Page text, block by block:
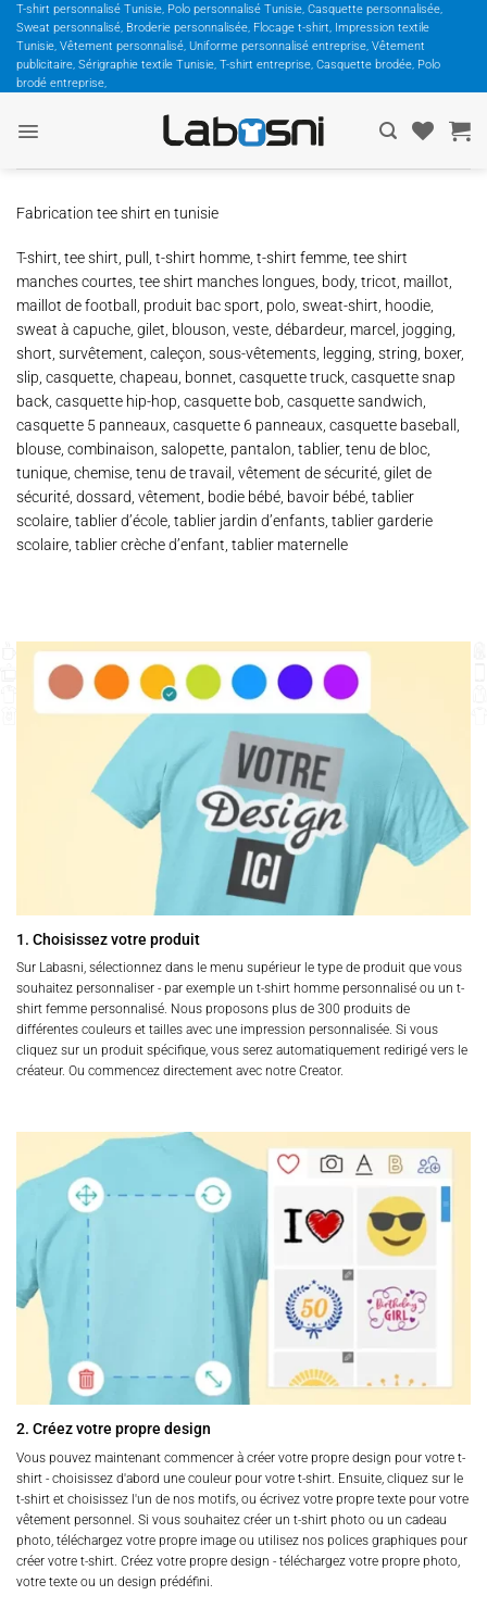
Passer
contenu
T-shirt personnalisé Tunisie, Polo personnalisé Tunisie, Casquette personnalisée,
Sweat personnalisé, Broderie personnalisée, Flocage t-shirt, Impression textile
Tunisie, Vêtement personnalisé, Uniforme personnalisé entreprise, Vêtement
publicitaire, Sérigraphie textile Tunisie, T-shirt entreprise, Casquette brodée, Polo
brodé entreprise,
Fabrication tee shirt en tunisie
T-shirt, tee shirt, pull, t-shirt homme, t-shirt femme, tee shirt
manches courtes, tee shirt manches longues, body, tricot, maillot,
maillot de football, produit bac sport, polo, sweat-shirt, hoodie,
sweat à capuche, gilet, blouson, veste, débardeur, marcel, jogging,
short, survêtement, caleçon, sous-vêtements, legging, string, boxer,
slip, casquette, chapeau, bonnet, casquette truck, casquette snap
back, casquette hip-hop, casquette bob, casquette sandwich,
casquette 5 panneaux, casquette 6 panneaux, casquette baseball,
blouse, combinaison, salopette, pantalon, tablier, tenu de bloc,
tunique, chemise, tenu de travail, vêtement de sécurité, gilet de
sécurité, dossard, vêtement, bodie bébé, bavoir bébé, tablier
scolaire, tablier d’école, tablier jardin d’enfants, tablier garderie
scolaire, tablier crèche d’enfant, tablier maternelle
1. Choisissez votre produit
Sur Labasni, sélectionnez dans le menu supérieur le type de produit que vous
souhaitez personnaliser - par exemple un t-shirt homme personnalisé ou un t-
shirt femme personnalisé. Nous proposons plus de 300 produits de
différentes couleurs et tailles avec une impression personnalisée. Si vous
cliquez sur un produit spécifique, vous serez automatiquement redirigé vers le
créateur. Ou commencez directement avec notre Creator.
2. Créez votre propre design
Vous pouvez maintenant commencer à créer votre propre design pour votre t-
shirt - choisissez d'abord une couleur pour votre t-shirt. Ensuite, cliquez sur le
t-shirt et choisissez l'un de nos motifs, ou écrivez votre propre texte pour votre
vêtement personnel. Si vous souhaitez créer un t-shirt photo ou un cadeau
photo, téléchargez votre propre image ou utilisez nos polices graphiques pour
créer votre t-shirt. Créez votre propre design - téléchargez votre propre photo,
votre texte ou un design prédéfini.